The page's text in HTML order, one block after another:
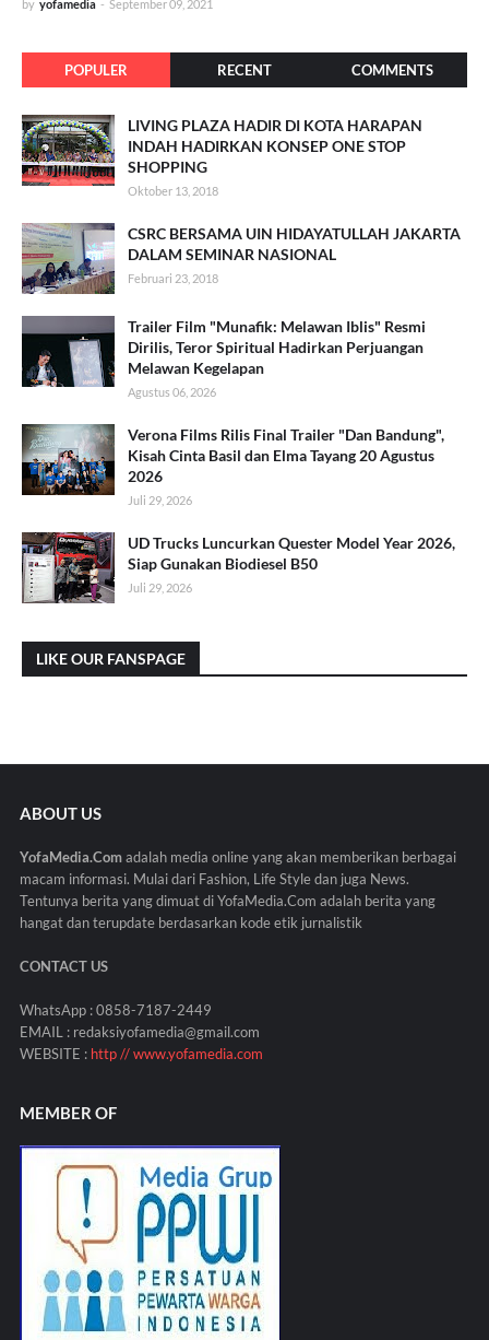
by yofamedia - September 09, 2021
POPULER RECENT COMMENTS
LIVING PLAZA HADIR DI KOTA HARAPAN
INDAH HADIRKAN KONSEP ONE STOP
SHOPPING
Oktober 13, 2018
CSRC BERSAMA UIN HIDAYATULLAH JAKARTA
DALAM SEMINAR NASIONAL
Februari 23, 2018
Trailer Film "Munafik: Melawan Iblis" Resmi
Dirilis, Teror Spiritual Hadirkan Perjuangan
Melawan Kegelapan
Agustus 06, 2026
Verona Films Rilis Final Trailer "Dan Bandung",
Kisah Cinta Basil dan Elma Tayang 20 Agustus
2026
Juli 29, 2026
UD Trucks Luncurkan Quester Model Year 2026,
Siap Gunakan Biodiesel B50
Juli 29, 2026
LIKE OUR FANSPAGE
ABOUT US
YofaMedia.Comadalah media online yang akan memberikan berbagai
macam informasi. Mulai dari Fashion, Life Style dan juga News.
Tentunya berita yang dimuat di YofaMedia.Com adalah berita yang
hangat dan terupdate berdasarkan kode etik jurnalistik
CONTACT US
WhatsApp : 0858-7187-2449
EMAIL : redaksiyofamedia@gmail.com
WEBSITE : http // www.yofamedia.com
MEMBER OF